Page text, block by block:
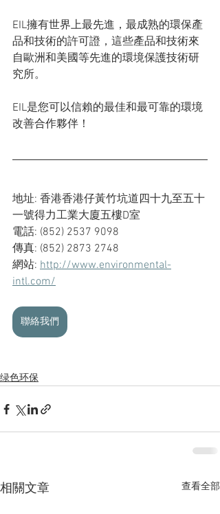
EIL擁有世界上最先進，最成熟的環保產
品和技術的許可證，這些產品和技術來
自歐洲和美國等先進的環境保護技術研
究所。
EIL是您可以信賴的最佳和最可靠的環境
改善合作夥伴！
地址: 香港香港仔黃竹坑道四十九至五十
一號得力工業大廈五樓D室
電話: (852) 2537 9098
傳真: (852) 2873 2748
網站: http://www.environmental-
intl.com/
聯絡我們
绿色环保
相關文章 查看全部